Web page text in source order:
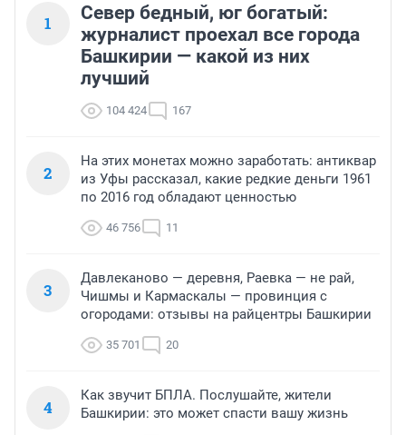
1
Север бедный, юг богатый:
журналист проехал все города
Башкирии — какой из них
лучший
104 424 167
2
На этих монетах можно заработать: антиквар
из Уфы рассказал, какие редкие деньги 1961
по 2016 год обладают ценностью
46 756 11
3
Давлеканово — деревня, Раевка — не рай,
Чишмы и Кармаскалы — провинция с
огородами: отзывы на райцентры Башкирии
35 701 20
4
Как звучит БПЛА. Послушайте, жители
Башкирии: это может спасти вашу жизнь